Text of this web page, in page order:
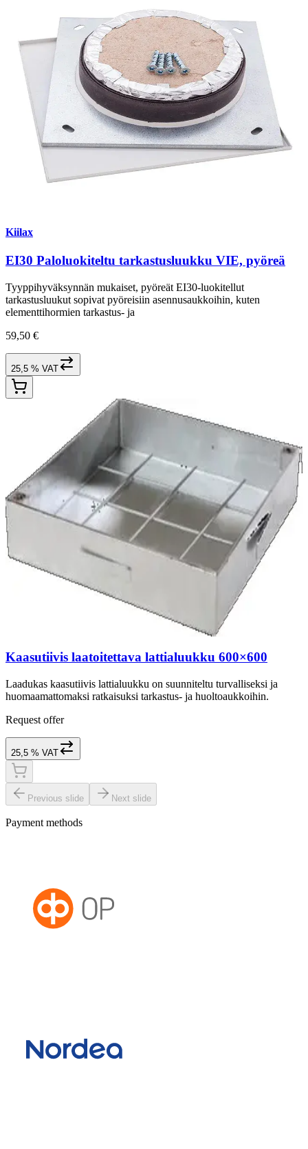
Kiilax
EI30 Paloluokiteltu tarkastusluukku VIE, pyöreä
Tyyppihyväksynnän mukaiset, pyöreät EI30-luokitellut
tarkastusluukut sopivat pyöreisiin asennusaukkoihin, kuten
elementtihormien tarkastus- ja
59,50 €
25,5 % VAT
Kaasutiivis laatoitettava lattialuukku 600×600
Laadukas kaasutiivis lattialuukku on suunniteltu turvalliseksi ja
huomaamattomaksi ratkaisuksi tarkastus- ja huoltoaukkoihin.
Request offer
25,5 % VAT
Previous slide Next slide
Payment methods